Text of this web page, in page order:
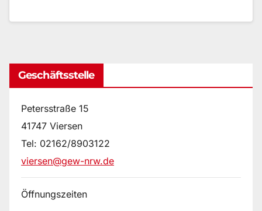
Geschäftsstelle
Petersstraße 15
41747 Viersen
Tel: 02162/8903122
viersen@gew-nrw.de
Öffnungszeiten